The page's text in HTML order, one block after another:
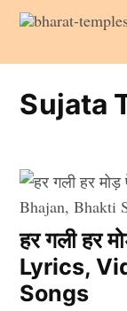
Skip
content
Sujata
हर गली हर
Lyrics,
Songs